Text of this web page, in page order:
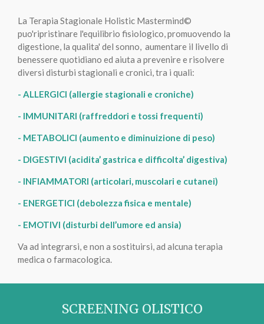
La Terapia Stagionale Holistic Mastermind©
puo'ripristinare l'equilibrio fisiologico, promuovendo la
digestione, la qualita' del sonno, aumentare il livello di
benessere quotidiano ed aiuta a prevenire e risolvere
diversi disturbi stagionali e cronici, tra i quali:
- ALLERGICI (allergie stagionali e croniche)
- IMMUNITARI (raffreddori e tossi frequenti)
- METABOLICI (aumento e diminuizione di peso)
- DIGESTIVI (acidita’ gastrica e difficolta’ digestiva)
- INFIAMMATORI (articolari, muscolari e cutanei)
- ENERGETICI (debolezza fisica e mentale)
- EMOTIVI (disturbi dell’umore ed ansia)
Va ad integrarsi, e non a sostituirsi, ad alcuna terapia
medica o farmacologica.
SCREENING OLISTICO